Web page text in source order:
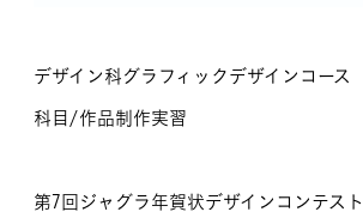
デザイン科グラフィックデザインコース
科目/作品制作実習
第7回ジャグラ年賀状デザインコンテスト